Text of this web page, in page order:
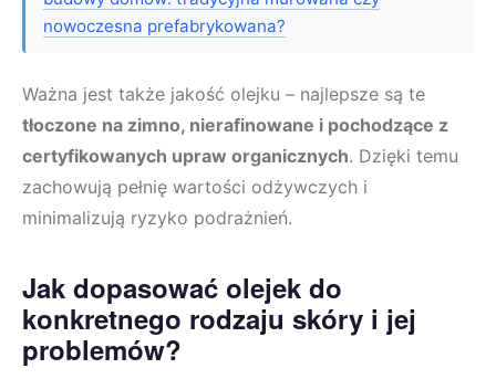
nowoczesna prefabrykowana?
Ważna jest także jakość olejku – najlepsze są te
tłoczone na zimno, nierafinowane i pochodzące z
certyfikowanych upraw organicznych. Dzięki temu
zachowują pełnię wartości odżywczych i
minimalizują ryzyko podrażnień.
Jak dopasować olejek do
konkretnego rodzaju skóry i jej
problemów?